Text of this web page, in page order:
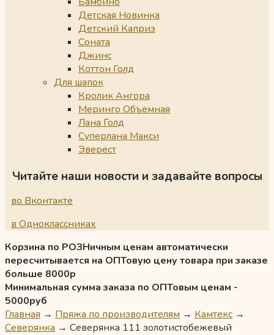
Детская Новинка
Детский Каприз
Соната
Джинс
Коттон Голд
Для шапок
Кролик Ангора
Меринго Объемная
Лана Голд
Суперлана Макси
Эверест
Читайте наши новости и задавайте вопросы
во Вконтакте
в Одноклассниках
Корзина по РОЗНичным ценам автоматически
пересчитывается на ОПТовую цену товара при заказе
больше 8000р
Минимальная сумма заказа по ОПТовым ценам -
5000руб
Главная → Пряжа по производителям → Камтекс →
Северянка → Северянка 111 золотистобежевый